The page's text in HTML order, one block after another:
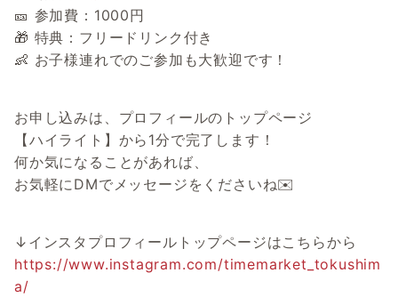
🎫 参加費：1000円
🎁 特典：フリードリンク付き
👶 お子様連れでのご参加も大歓迎です！
お申し込みは、プロフィールのトップページ
【ハイライト】から1分で完了します！
何か気になることがあれば、
お気軽にDMでメッセージをくださいね✉️
↓インスタプロフィールトップページはこちらから
https://www.instagram.com/timemarket_tokushim
a/